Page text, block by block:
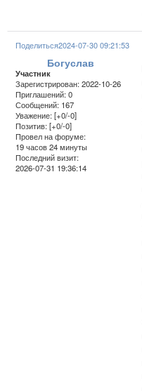
Поделиться2024-07-30 09:21:53
Богуслав
Участник
Зарегистрирован: 2022-10-26
Приглашений:0
Сообщений: 167
Уважение: [+0/-0]
Позитив: [+0/-0]
Провел на форуме:
19 часов 24 минуты
Последний визит:
2026-07-31 19:36:14